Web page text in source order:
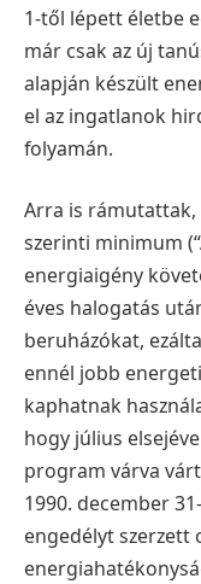
1-től lépett életbe
már csak az új
alapján készült
el az ingatlanok
folyamán.
Arra is
szerinti minimum
energiaigény
éves halogatás
beruházókat,
ennél jobb
kaphatnak
hogy július
program várva
1990. december
engedélyt szerzett